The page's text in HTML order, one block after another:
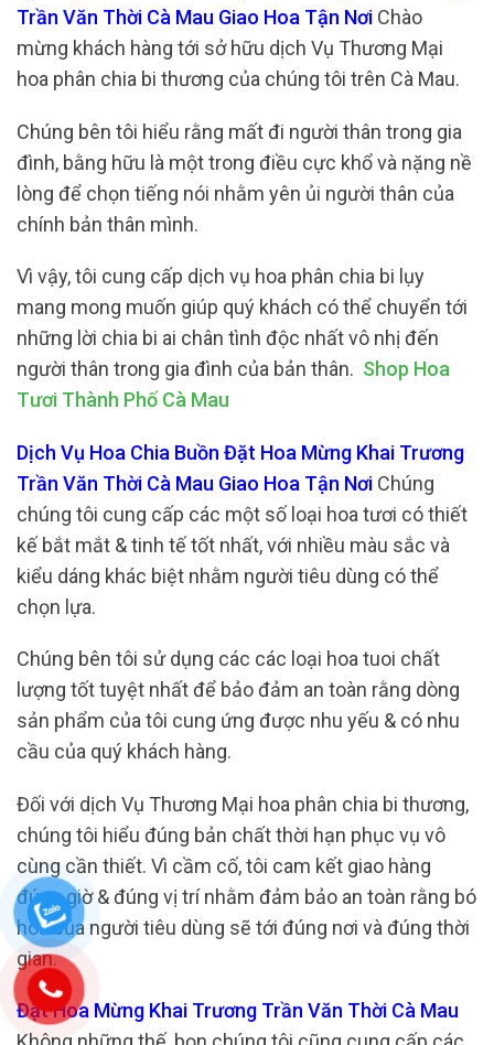
Trần Văn Thời Cà Mau Giao Hoa Tận Nơi Chào
mừng khách hàng tới sở hữu dịch Vụ Thương Mại
hoa phân chia bi thương của chúng tôi trên Cà Mau.
Chúng bên tôi hiểu rằng mất đi người thân trong gia
đình, bằng hữu là một trong điều cực khổ và nặng nề
lòng để chọn tiếng nói nhằm yên ủi người thân của
chính bản thân mình.
Vì vậy, tôi cung cấp dịch vụ hoa phân chia bi lụy
mang mong muốn giúp quý khách có thể chuyển tới
những lời chia bi ai chân tình độc nhất vô nhị đến
người thân trong gia đình của bản thân. Shop Hoa
Tươi Thành Phố Cà Mau
Dịch Vụ Hoa Chia Buồn Đặt Hoa Mừng Khai Trương
Trần Văn Thời Cà Mau Giao Hoa Tận Nơi Chúng
chúng tôi cung cấp các một số loại hoa tươi có thiết
kế bắt mắt & tinh tế tốt nhất, với nhiều màu sắc và
kiểu dáng khác biệt nhằm người tiêu dùng có thể
chọn lựa.
Chúng bên tôi sử dụng các các loại hoa tuoi chất
lượng tốt tuyệt nhất để bảo đảm an toàn rằng dòng
sản phẩm của tôi cung ứng được nhu yếu & có nhu
cầu của quý khách hàng.
Đối với dịch Vụ Thương Mại hoa phân chia bi thương,
chúng tôi hiểu đúng bản chất thời hạn phục vụ vô
cùng cần thiết. Vì cầm cố, tôi cam kết giao hàng
đúng giờ & đúng vị trí nhằm đảm bảo an toàn rằng bó
hoa của người tiêu dùng sẽ tới đúng nơi và đúng thời
gian.
Đặt Hoa Mừng Khai Trương Trần Văn Thời Cà Mau